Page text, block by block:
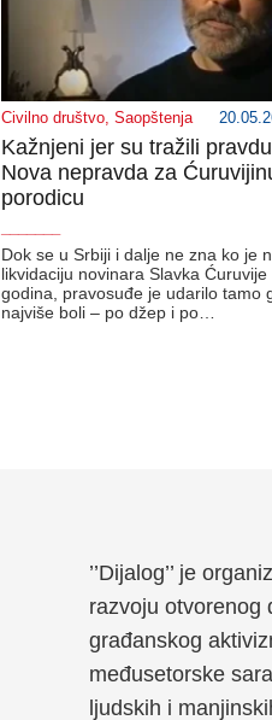
Civilno društvo, Saopštenja
Kažnjeni jer su tražili
Nova nepravda za
porodicu
Dok se u Srbiji i dalje ne zna ko je
likvidaciju novinara Slavka Ćuruvije
godina, pravosuđe je udarilo tamo
najviše boli – po džep i po…
’’Dijalog’’ je
razvoju otvorenog
građanskog
međusetorske
ljudskih i